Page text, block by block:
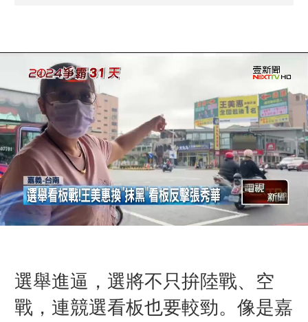
選舉進逼，選將不只拚陸戰、空
戰，連競選看板也要較勁。像是嘉